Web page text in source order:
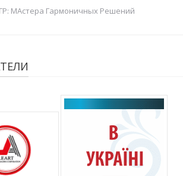
МАстера Гармоничных Решений